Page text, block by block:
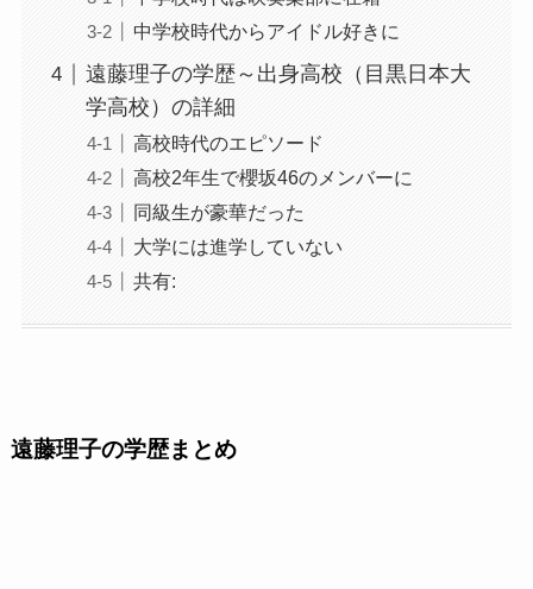
中学校時代からアイドル好きに
遠藤理子の学歴～出身高校（目黒日本大
学高校）の詳細
高校時代のエピソード
高校2年生で櫻坂46のメンバーに
同級生が豪華だった
大学には進学していない
共有:
遠藤理子の学歴まとめ